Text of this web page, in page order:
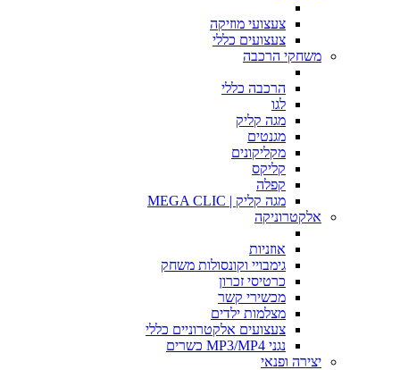
צעצועי מוזיקה
צעצועים כללי
משחקי הרכבה
הרכבה כללי
לגו
מגה קליק
מגנטים
מקליקונים
קליקס
קפלה
מגה קליק | MEGA CLIC
אלקטרוניקה
אוזניות
גימבויי וקונסולות משחק
כרטיסי זכרון
מכשירי קשר
מצלמות ילדים
צעצועים אלקטרוניים כללי
נגני MP3/MP4 כשרים
יצירה ופנאי